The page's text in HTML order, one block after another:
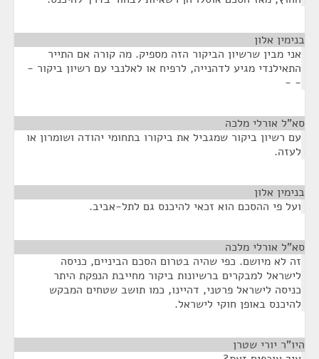
בנימין אלון
אני מבין שרשיון הביקור הזה מספיק. מה קורה אם התייר
התאילנדי מגיע לדהנייה, לרפיח או לאלנבי עם רשיון ביקור -
- -
סא”ל אורלי מלכה
עם רשיון ביקור שמגביל את ביקורו בתחומי יהודה ושומרון או
לעזה.
בנימין אלון
ועל פי ההסכם הוא זכאי להיכנס גם לתל-אביב.
סא”ל אורלי מלכה
זה לא מיושם. כפי שהיה בטרום הסכם הביניים, כניסה
לישראל למבקרים ברשיונות ביקור מחייבת הנפקת היתר
כניסה לישראל פרטני, דהיינו, כמו תושב שטחים המבקש
להיכנס באופן חוקי לישראל.
היו"ר יורי שטרן